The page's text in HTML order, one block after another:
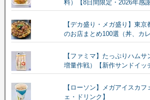
料）【8日間限定・2026年感謝
【デカ盛り・メガ盛り】東
のお店まとめ100選（丼、カ
【ファミマ】たっぷりハム
増量作戦）【新作サンドイッ
【ローソン】メガアイスカ
ェ・ドリンク】